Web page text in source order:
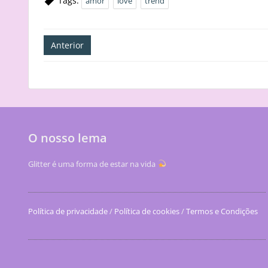
Navegação
de
Anterior
O nosso lema
Glitter é uma forma de estar na vida
Política de privacidade/ Política de cookies/Termos e Condições